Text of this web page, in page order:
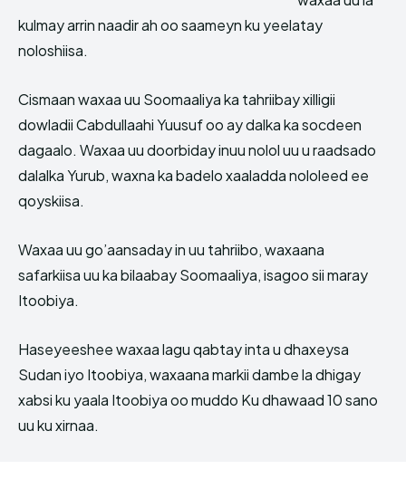
kulmay arrin naadir ah oo saameyn ku yeelatay
noloshiisa.
Cismaan waxaa uu Soomaaliya ka tahriibay xilligii
dowladii Cabdullaahi Yuusuf oo ay dalka ka socdeen
dagaalo. Waxaa uu doorbiday inuu nolol uu u raadsado
dalalka Yurub, waxna ka badelo xaaladda nololeed ee
qoyskiisa.
Waxaa uu go’aansaday in uu tahriibo, waxaana
safarkiisa uu ka bilaabay Soomaaliya, isagoo sii maray
Itoobiya.
Haseyeeshee waxaa lagu qabtay inta u dhaxeysa
Sudan iyo Itoobiya, waxaana markii dambe la dhigay
xabsi ku yaala Itoobiya oo muddo Ku dhawaad 10 sano
uu ku xirnaa.